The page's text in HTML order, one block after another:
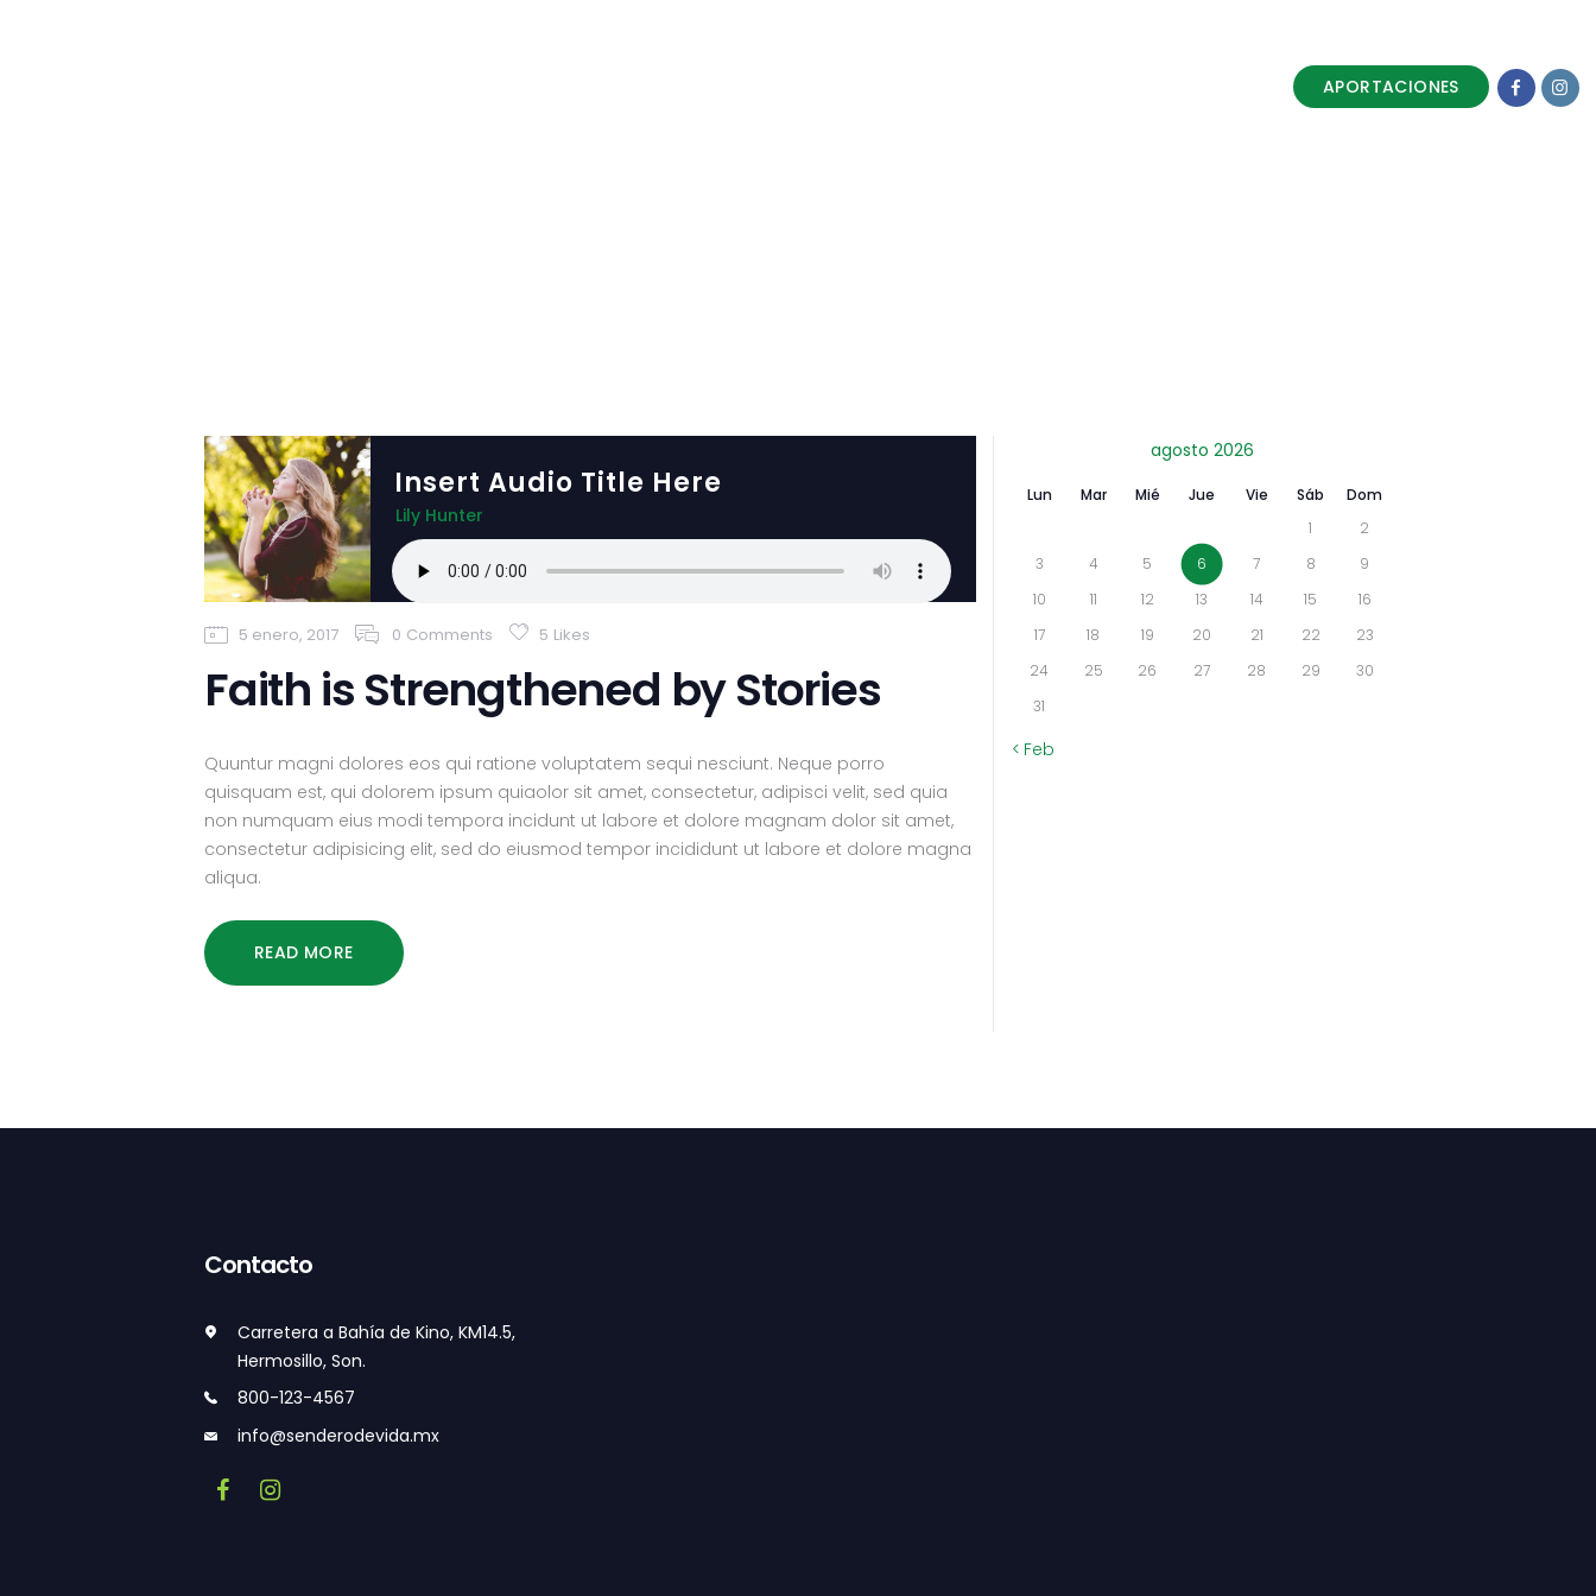
APORTACIONES
Insert Audio Title Here
Lily Hunter
5 enero, 2017 0 Comments 5 Likes
Faith is Strengthened by Stories
Quuntur magni dolores eos qui ratione voluptatem sequi nesciunt. Neque porro
quisquam est, qui dolorem ipsum quiaolor sit amet, consectetur, adipisci velit, sed quia
non numquam eius modi tempora incidunt ut labore et dolore magnam dolor sit amet,
consectetur adipisicing elit, sed do eiusmod tempor incididunt ut labore et dolore magna
aliqua.
READ MORE
agosto 2026
Lun Mar Mié Jue Vie Sáb
Dom
1
2
3
4 5 6 7 8
9
10
11 12 13 14 15
16
17
18 19 20 21 22
23
24
25 26 27 28 29
30
31
« Feb
Contacto
Carretera a Bahía de Kino, KM14.5,
Hermosillo, Son.
800-123-4567
info@senderodevida.mx